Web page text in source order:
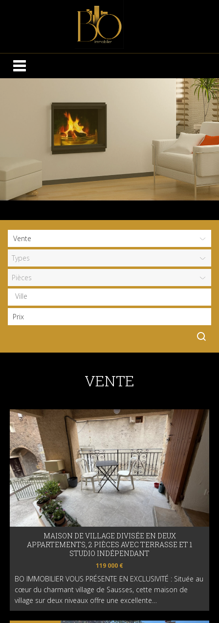
Types
Pièces
VENTE
MAISON DE VILLAGE DIVISÉE EN DEUX
APPARTEMENTS, 2 PIÈCES AVEC TERRASSE ET 1
STUDIO INDÉPENDANT
119 000 €
BO IMMOBILIER VOUS PRÉSENTE EN EXCLUSIVITÉ : Située au
cœur du charmant village de Sausses, cette maison de
village sur deux niveaux offre une excellente…